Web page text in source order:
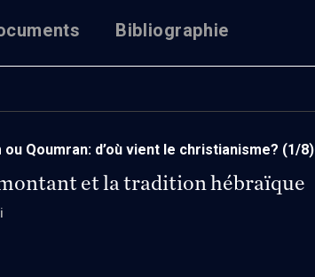
Bibliographie
Qoumran: d’où vient le christianisme? (1/8)
et la tradition hébraïque